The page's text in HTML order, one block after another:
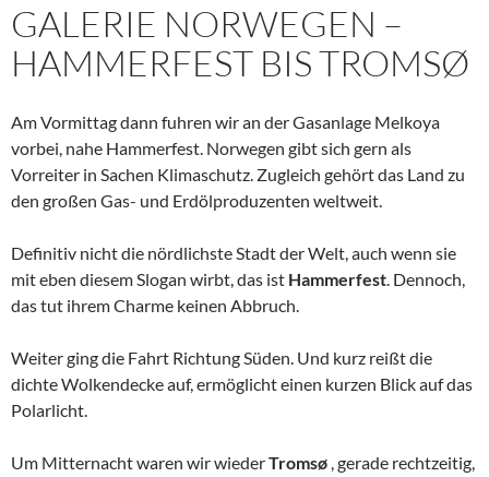
GALERIE NORWEGEN –
HAMMERFEST BIS TROMSØ
Am Vormittag dann fuhren wir an der Gasanlage Melkoya
vorbei, nahe Hammerfest. Norwegen gibt sich gern als
Vorreiter in Sachen Klimaschutz. Zugleich gehört das Land zu
den großen Gas- und Erdölproduzenten weltweit.
Definitiv nicht die nördlichste Stadt der Welt, auch wenn sie
mit eben diesem Slogan wirbt, das ist Hammerfest. Dennoch,
das tut ihrem Charme keinen Abbruch.
Weiter ging die Fahrt Richtung Süden. Und kurz reißt die
dichte Wolkendecke auf, ermöglicht einen kurzen Blick auf das
Polarlicht.
Um Mitternacht waren wir wiederTromsø , gerade rechtzeitig,